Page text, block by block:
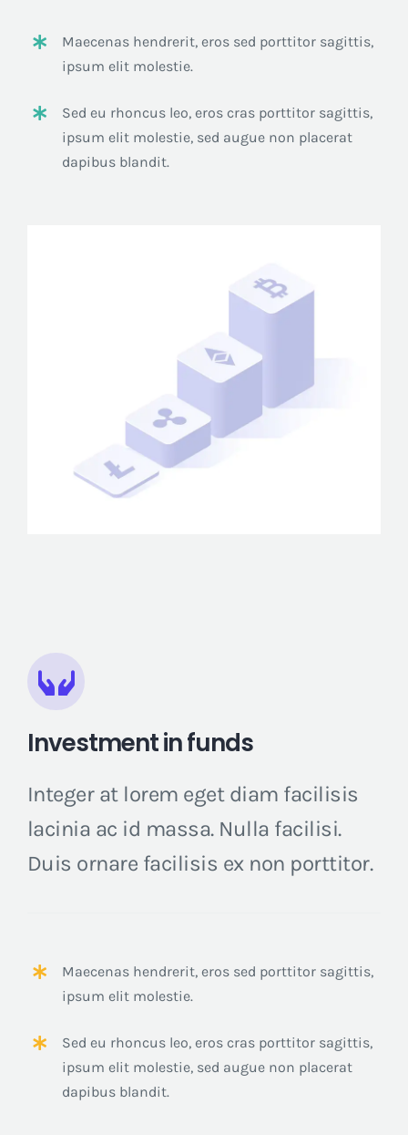
Maecenas hendrerit, eros sed porttitor sagittis,
ipsum elit molestie.
Sed eu rhoncus leo, eros cras porttitor sagittis,
ipsum elit molestie, sed augue non placerat
dapibus blandit.
Investment in funds
Integer at lorem eget diam facilisis
lacinia ac id massa. Nulla facilisi.
Duis ornare facilisis ex non porttitor.
Maecenas hendrerit, eros sed porttitor sagittis,
ipsum elit molestie.
Sed eu rhoncus leo, eros cras porttitor sagittis,
ipsum elit molestie, sed augue non placerat
dapibus blandit.